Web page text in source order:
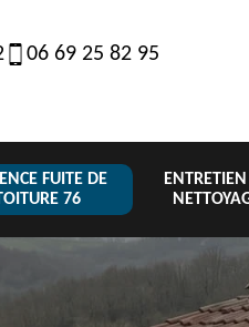
06 69 25 82 95
FUITE DE
76